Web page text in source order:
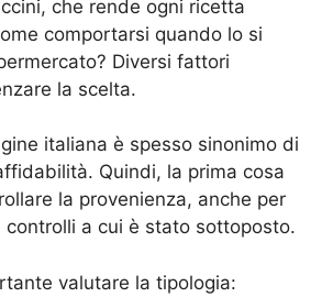
che rende ogni ricetta
comportarsi quando lo si
Diversi fattori
la scelta.
italiana è spesso sinonimo di
Quindi, la prima cosa
la provenienza, anche per
controlli a cui è stato sottoposto.
valutare la tipologia: